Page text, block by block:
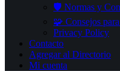
🛡️ Normas y
🧩 Consejos
Privacy Policy
Contacto
Agregar al Directorio
Mi cuenta